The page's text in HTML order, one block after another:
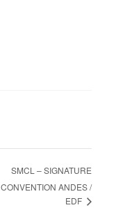
SMCL – SIGNATURE
CONVENTION ANDES /
EDF